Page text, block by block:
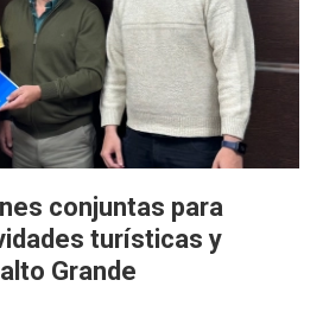
conjuntas para
turísticas y
Grande